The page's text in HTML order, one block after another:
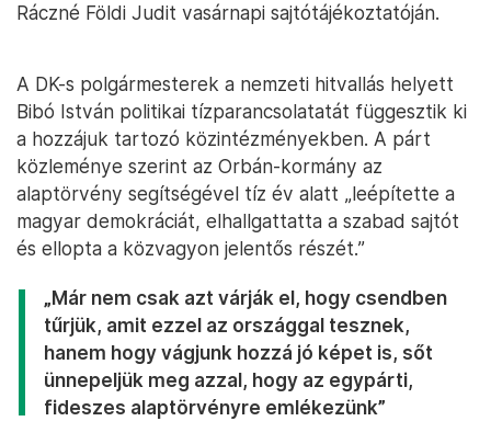
Ráczné Földi Judit vasárnapi sajtótájékoztatóján.
A DK-s polgármesterek a nemzeti hitvallás helyett
Bibó István politikai tízparancsolatatát függesztik ki
a hozzájuk tartozó közintézményekben. A párt
közleménye szerint az Orbán-kormány az
alaptörvény segítségével tíz év alatt „leépítette a
magyar demokráciát, elhallgattatta a szabad sajtót
és ellopta a közvagyon jelentős részét.”
„Már nem csak azt várják el, hogy csendben
tűrjük, amit ezzel az országgal tesznek,
hanem hogy vágjunk hozzá jó képet is, sőt
ünnepeljük meg azzal, hogy az egypárti,
fideszes alaptörvényre emlékezünk”